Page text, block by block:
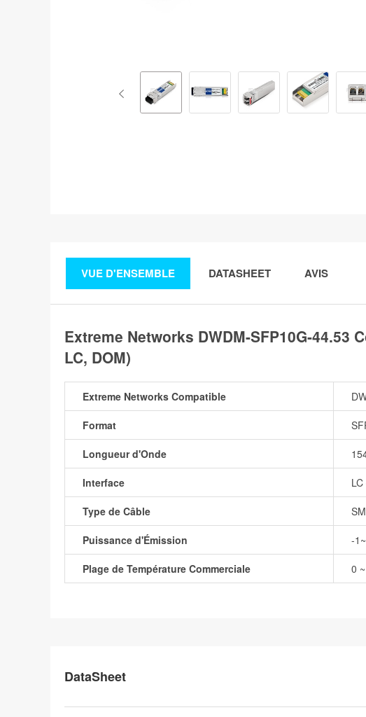
VUE D'ENSEMBLE DATASHEET AVIS
Extreme Networks DWDM-SFP10G-44.53
LC, DOM)
Extreme Networks Compatible
Format
Longueur d'Onde
Interface
Type de Câble
Puissance d'Émission -
Plage de Température Commerciale 0
DataSheet